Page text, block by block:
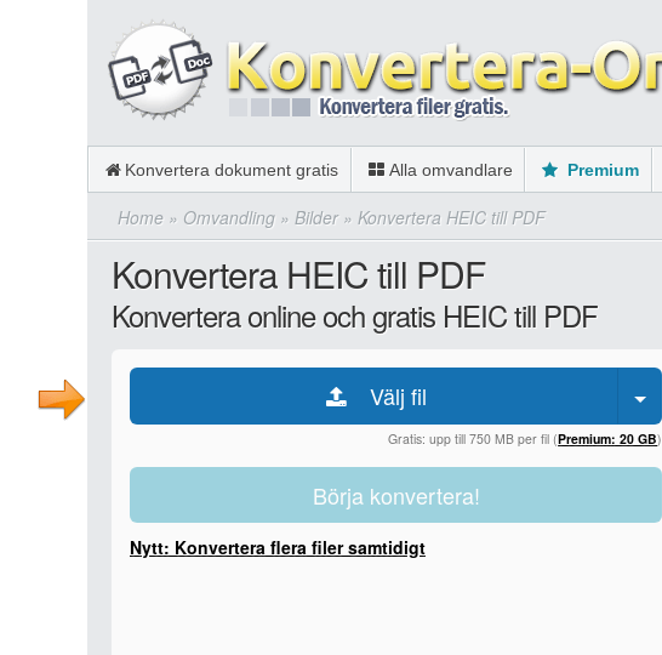
Konvertera dokument gratis Alla omvandlare Premium
Home » Omvandling » Bilder» Konvertera HEIC till PDF
Konvertera HEIC till PDF
Konvertera online och gratis HEIC till PDF
Välj fil
Gratis: upp till 750 MB per fil (Premium: 20 GB)
Börja konvertera!
Nytt: Konvertera flera filer samtidigt